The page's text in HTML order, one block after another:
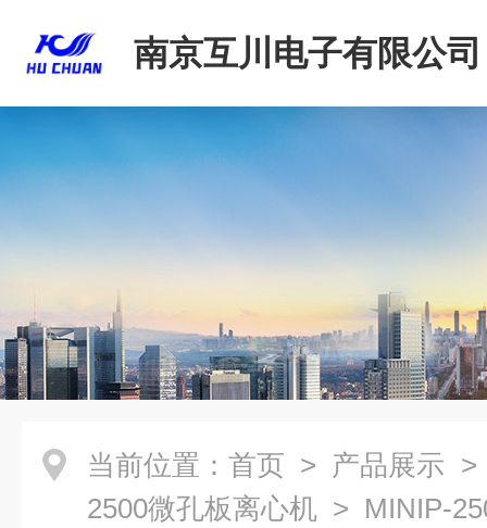
南京互川电子有限公司
当前位置： 首页 > 产品展示
2500微孔板离心机 > MINIP-